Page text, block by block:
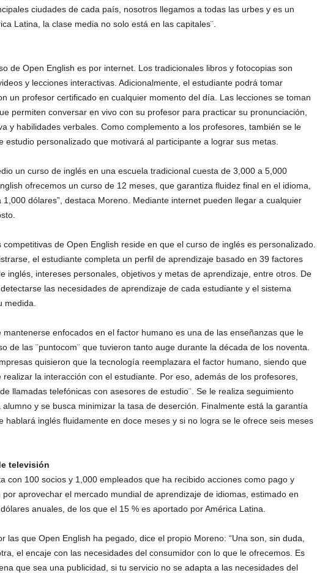
ciudades de cada país, nosotros llegamos a todas las urbes y es un
Latina, la clase media no solo está en las capitales¨.
de Open English es por internet. Los tradicionales libros y fotocopias son
y lecciones interactivas. Adicionalmente, el estudiante podrá tomar
un profesor certificado en cualquier momento del día. Las lecciones se toman
permiten conversar en vivo con su profesor para practicar su pronunciación,
y habilidades verbales. Como complemento a los profesores, también se le
estudio personalizado que motivará al participante a lograr sus metas.
un curso de inglés en una escuela tradicional cuesta de 3,000 a 5,000
ofrecemos un curso de 12 meses, que garantiza fluidez final en el idioma,
1,000 dólares”, destaca Moreno. Mediante internet pueden llegar a cualquier
competitivas de Open English reside en que el curso de inglés es personalizado.
el estudiante completa un perfil de aprendizaje basado en 39 factores
inglés, intereses personales, objetivos y metas de aprendizaje, entre otros. De
las necesidades de aprendizaje de cada estudiante y el sistema
medida.
mantenerse enfocados en el factor humano es una de las enseñanzas que le
de las ¨puntocom¨ que tuvieron tanto auge durante la década de los noventa.
quisieron que la tecnología reemplazara el factor humano, siendo que
la interacción con el estudiante. Por eso, además de los profesores,
llamadas telefónicas con asesores de estudio¨. Se le realiza seguimiento
y se busca minimizar la tasa de deserción. Finalmente está la garantía
hablará inglés fluidamente en doce meses y si no logra se le ofrece seis meses
televisión
con 100 socios y 1,000 empleados que ha recibido acciones como pago y
aprovechar el mercado mundial de aprendizaje de idiomas, estimado en
anuales, de los que el 15 % es aportado por América Latina.
las que Open English ha pegado, dice el propio Moreno: “Una son, sin duda,
el encaje con las necesidades del consumidor con lo que le ofrecemos. Es
que sea una publicidad, si tu servicio no se adapta a las necesidades del